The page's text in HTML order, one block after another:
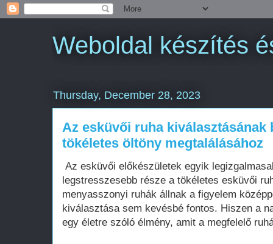
Weboldal készítés
Thursday, December 28, 2023
Az esküvői ruha kiválasztásának
tökéletes öltöny megtalálásához
Az esküvői előkészületek egyik
legstresszesebb része a tökéletes esküvői
menyasszonyi ruhák állnak a figyelem
kiválasztása sem kevésbé fontos. Hiszen a
egy életre szóló élmény, amit a megfelelő